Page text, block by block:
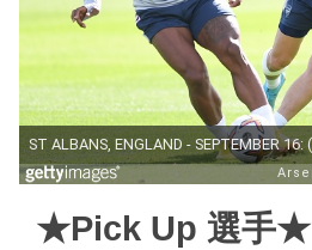
★Pick Up 選手★